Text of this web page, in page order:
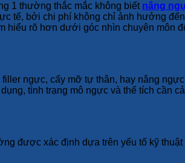
1 thường thắc mắc không biết nâng
tế, bởi chi phí không chỉ ảnh hưởng
rõ hơn dưới góc nhìn chuyên môn
ngực, cấy mỡ tự thân, hay nâng
tình trạng mô ngực và thể tích cần
được xác định dựa trên yếu tố kỹ thuật